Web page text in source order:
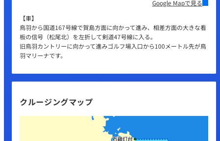
Google Mapで見る
【車】
鳥羽から国道167号線で賀島方面に向かって進み、相差方面の大きな看
板の信号（松尾北）を左折して剣道47号線に入る。
旧鳥羽カントリーに向かって進みゴルフ場入口から100メートル先が鳥
羽マリーナです。
クルージングマップ